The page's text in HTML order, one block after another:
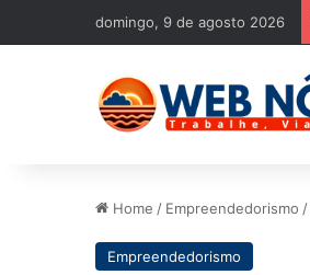
domingo, 9 de agosto 2026
Home / Empreendedorismo /
Empreendedorismo